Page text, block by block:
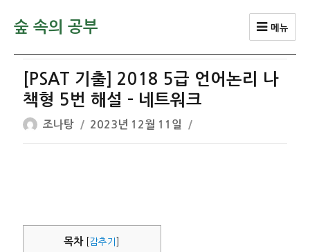
숲 속의 공부 메뉴
[PSAT 기출] 2018 5급 언어논리 나
책형 5번 해설 – 네트워크
글
쓴
조나탕
작
성
2023년 12월 11일
목차 감추기